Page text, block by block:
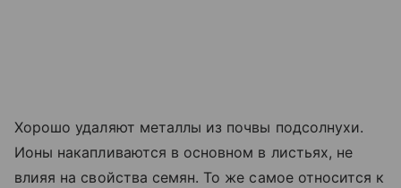
Хорошо удаляют металлы из почвы подсолнухи.
Ионы накапливаются в основном в листьях, не
влияя на свойства семян. То же самое относится к